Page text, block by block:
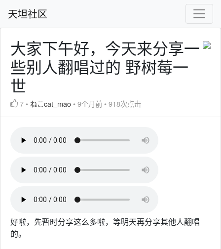
天坦社区
大家下午好，今天来分享一
些别人翻唱过的 野树莓一
世
7 • ねこcat_māo •9个月前 •918次点击
好啦，先暂时分享这么多啦，等明天再分享其他人翻唱
的。